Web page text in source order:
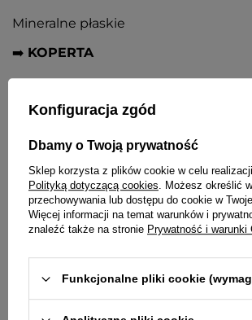
Mineralne płaskie
➡️ KOPERTA
kolorze złotym. Stalowy dekielek
Srebrna, złote kontrastowe cyfry
wskazówki
BRANSOLETA
Stalowa dwukolorowa. Bezpieczne i
zapięcie motylkowe
ŚREDNICA KOPERTY
Konfiguracja zgód
Dbamy o Twoją prywatność
Sklep korzysta z plików cookie w celu
Polityką dotyczącą cookies. Możesz określić
przechowywania lub dostępu do cookie w
Więcej informacji na temat warunków i
znaleźć także na stronie Prywatność i warunki
Funkcjonalne pliki cookie